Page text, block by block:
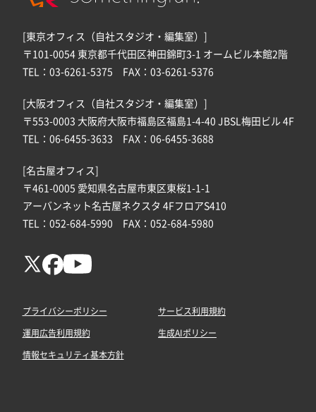
[東京オフィス（自社スタジオ・編集室）]
〒101-0054 東京都千代田区神田錦町3-1 オームビル本館2階
TEL：03-6261-5375 FAX：03-6261-5376
[大阪オフィス（自社スタジオ・編集室）]
〒553-0003 大阪府大阪市福島区福島1-4-40 JBSL梅田ビル 4F
TEL：06-6455-3633 FAX：06-6455-3688
[名古屋オフィス]
〒461-0005 愛知県名古屋市東区東桜1-1-1
アーバンネット名古屋ネクスタ 4FフロアS410
TEL：052-684-5990 FAX：052-684-5980
プライバシーポリシー サービス利用規約
運用広告利用規約 生成AIポリシー
情報セキュリティ基本方針